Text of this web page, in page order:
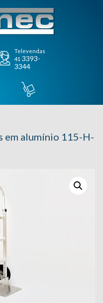
Televendas
41 3393-
3344
em alumínio 115-H-